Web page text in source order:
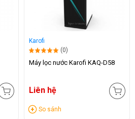
Karofi
(0)
Máy lọc nước Karofi KAQ-D58
Liên hệ
So sánh